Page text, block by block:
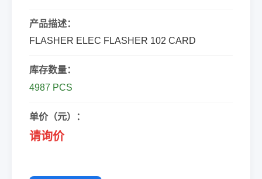
产品描述：
FLASHER ELEC FLASHER 102 CARD
库存数量：
4987 PCS
单价（元）：
请询价